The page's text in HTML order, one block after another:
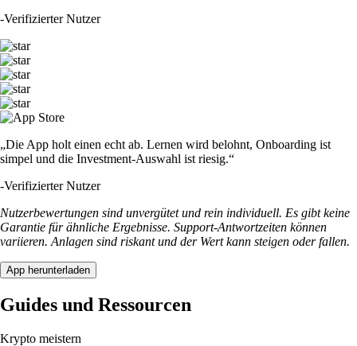
-Verifizierter Nutzer
„Die App holt einen echt ab. Lernen wird belohnt, Onboarding ist
simpel und die Investment-Auswahl ist riesig.“
-Verifizierter Nutzer
Nutzerbewertungen sind unvergütet und rein individuell. Es gibt keine
Garantie für ähnliche Ergebnisse. Support-Antwortzeiten können
variieren. Anlagen sind riskant und der Wert kann steigen oder fallen.
App herunterladen
Guides und Ressourcen
Krypto meistern